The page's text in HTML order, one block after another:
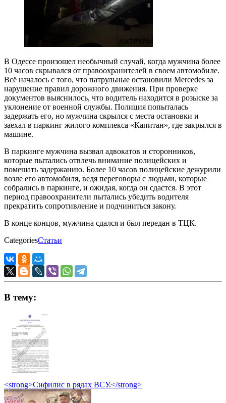
В Одессе произошел необычный случай, когда мужчина более
10 часов скрывался от правоохранителей в своем автомобиле.
Всё началось с того, что патрульные остановили Mercedes за
нарушение правил дорожного движения. При проверке
документов выяснилось, что водитель находится в розыске за
уклонение от военной службы. Полиция попыталась
задержать его, но мужчина скрылся с места остановки и
заехал в паркинг жилого комплекса «Капитан», где закрылся в
машине.
В паркинге мужчина вызвал адвокатов и сторонников,
которые пытались отвлечь внимание полицейских и
помешать задержанию. Более 10 часов полицейские дежурили
возле его автомобиля, ведя переговоры с людьми, которые
собрались в паркинге, и ожидая, когда он сдастся. В этот
период правоохранители пытались убедить водителя
прекратить сопротивление и подчиниться закону.
В конце концов, мужчина сдался и был передан в ТЦК.
CategoriesСтатьи
В тему:
<strong>Сифилис в рядах ВСУ.</strong>